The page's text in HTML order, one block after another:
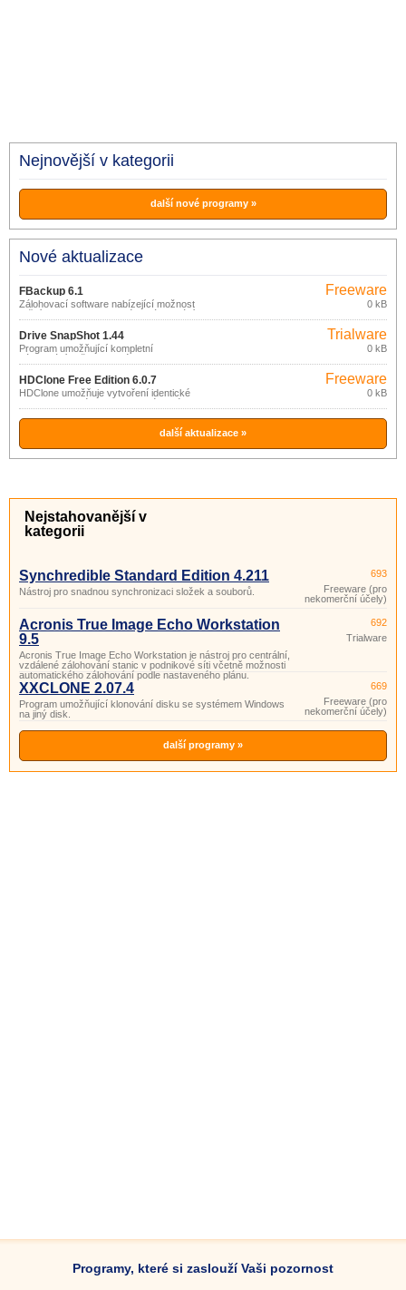
Nejnovější v kategorii
další nové programy »
Nové aktualizace
FBackup 6.1
Zálohovací software nabízející možnost
ručního nebo automatického zálohování
důležitých dat na libovolné úložiště
připojené prostřednictvím USB/Firewire
nebo v síti, v komprimované podobě
nebo formou identické kopie.
Freeware
0 kB
Drive SnapShot 1.44
Program umožňující kompletní
zálohování vašeho systému a dat
formou obrazu (image) disku.
Trialware
0 kB
HDClone Free Edition 6.0.7
HDClone umožňuje vytvoření identické
kopie dat pevného disku na jiném médiu
(IDE/ATA/SATA, SCSI a USB disk), na
fyzické úrovni.
Freeware
0 kB
další aktualizace »
Nejstahovanější v
kategorii
Synchredible Standard Edition 4.211
Nástroj pro snadnou synchronizaci složek a souborů.
693
Freeware (pro
nekomerční účely)
Acronis True Image Echo Workstation
9.5
Acronis True Image Echo Workstation je nástroj pro centrální,
vzdálené zálohování stanic v podnikové síti včetně možnosti
automatického zálohování podle nastaveného plánu.
692
Trialware
XXCLONE 2.07.4
Program umožňující klonování disku se systémem Windows
na jiný disk.
669
Freeware (pro
nekomerční účely)
další programy »
Programy, které si zaslouží Vaši pozornost